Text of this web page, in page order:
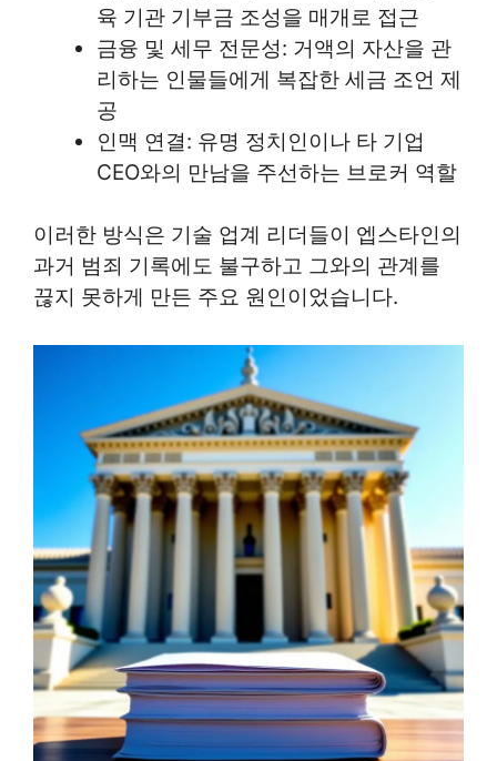
육 기관 기부금 조성을 매개로 접근
금융 및 세무 전문성: 거액의 자산을 관
리하는 인물들에게 복잡한 세금 조언 제
공
인맥 연결: 유명 정치인이나 타 기업
CEO와의 만남을 주선하는 브로커 역할
이러한 방식은 기술 업계 리더들이 엡스타인의
과거 범죄 기록에도 불구하고 그와의 관계를
끊지 못하게 만든 주요 원인이었습니다.